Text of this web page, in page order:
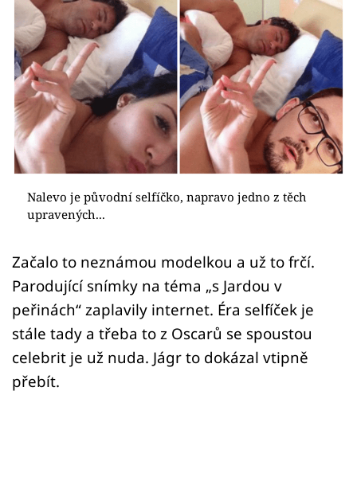
Virály
Sex a vztahy
Videa
Sledujte prima+
Přihlášení
Sledujte nás
Nalevo je původní selfíčko, napravo jedno z těch
upravených...
Začalo to neznámou modelkou a už to frčí.
Parodující snímky na téma „s Jardou v
peřinách“ zaplavily internet. Éra selfíček je
stále tady a třeba to z Oscarů se spoustou
celebrit je už nuda. Jágr to dokázal vtipně
přebít.